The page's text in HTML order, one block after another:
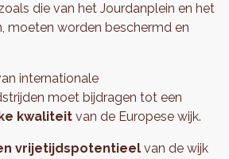
die van het Jourdanplein en het
moeten worden beschermd en
internationale
moet bijdragen tot een
kwaliteit van de Europese wijk.
vrijetijdspotentieel van de wijk